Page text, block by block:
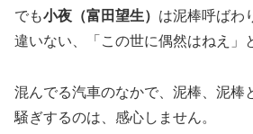
でも小夜（富田望生） は泥棒呼ばわ
違いない、「この世に偶然はねえ」
混んでる汽車のなかで、泥棒、泥棒
騒ぎするのは、感心しません。